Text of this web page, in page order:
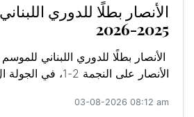
الأنصار بطلًا للدوري
2025-2026
الأنصار على النجمة 2-1، في الجولة ال...
03-08-2026 08:12 am